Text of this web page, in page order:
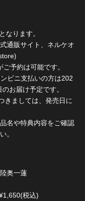
なります。
通販サイト、ネルケオ
予約は可能です。
ビニ支払いの方は202
お届け予定です。
きましては、発売日に
名や特典内容をご確認
。
奥一蓮
税込)